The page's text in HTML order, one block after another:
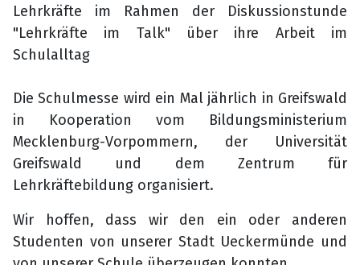
Lehrkräfte im Rahmen der Diskussionstunde
"Lehrkräfte im Talk" über ihre Arbeit im
Schulalltag
Die Schulmesse wird ein Mal jährlich in Greifswald
in Kooperation vom Bildungsministerium
Mecklenburg-Vorpommern, der Universität
Greifswald und dem Zentrum für
Lehrkräftebildung organisiert.
Wir hoffen, dass wir den ein oder anderen
Studenten von unserer Stadt Ueckermünde und